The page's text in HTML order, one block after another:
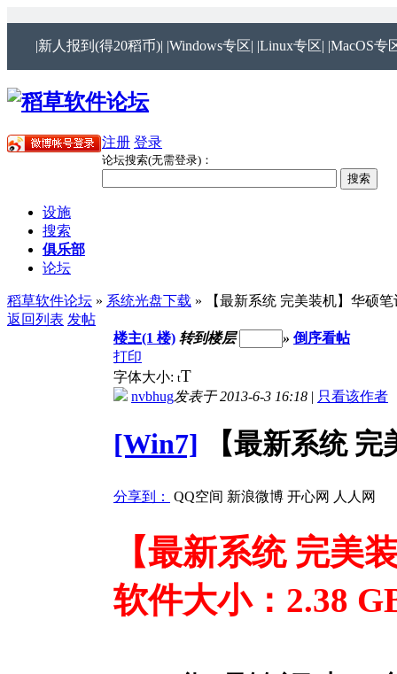
|新人报到(得20稻币)| |Windows专区| |Linux专区| |MacOS专
注册 登录
论坛搜索(无需登录)：
设施
搜索
俱乐部
论坛
稻草软件论坛 » 系统光盘下载 » 【最新系统 完美装机】华硕
返回列表 发帖
楼主(1 楼) 转到楼层 » 倒序看帖
打印
字体大小: tT
nvbhug发表于 2013-6-3 16:18 | 只看该作者
[Win7] 【最新系统
分享到： QQ空间 新浪微博 开心网 人人网
【最新系统 完美
软件大小：2.38